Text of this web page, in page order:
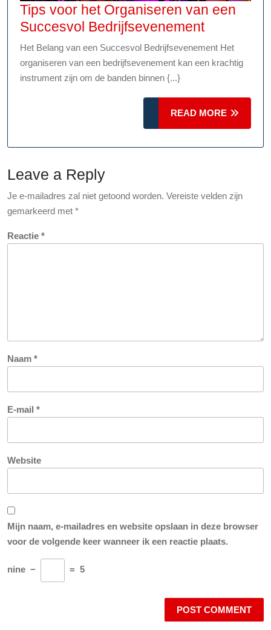
Tips voor het Organiseren van een
Succesvol BedrijfsevenementTips
voor
het
van
een
Succesvol
Het Belang van een Succesvol Bedrijfsevenement Het
organiseren van een bedrijfsevenement kan een krachtig
instrument zijn om de banden binnen {...}
READ MORE
MORE
Leave a Reply
Je e-mailadres zal niet getoond worden. Vereiste velden zijn
gemarkeerd met *
Reactie *
Naam *
E-mail *
Website
Mijn naam, e-mailadres en website opslaan in deze browser
voor de volgende keer wanneer ik een reactie plaats.
nine − = 5